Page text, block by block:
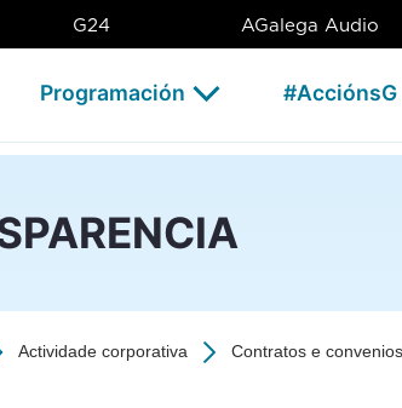
G24 AGalega Audio
Programación #AcciónsG
Actividade corporativa Contratos e convenios